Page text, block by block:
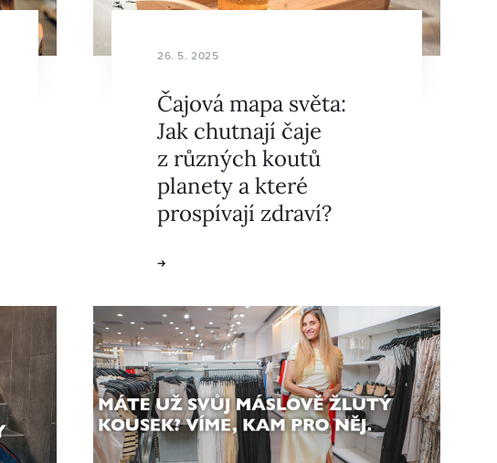
26. 5. 2025
Čajová mapa světa:
Jak chutnají čaje
z různých koutů
planety a které
prospívají zdraví?